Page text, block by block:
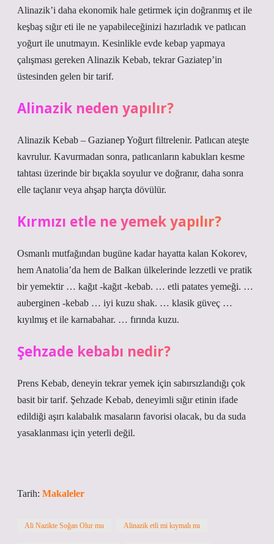
Alinazik’i daha ekonomik hale getirmek için doğranmış et ile
keşbaş sığır eti ile ne yapabileceğinizi hazırladık ve patlıcan
yoğurt ile unutmayın. Kesinlikle evde kebap yapmaya
çalışması gereken Alinazik Kebab, tekrar Gaziatep’in
üstesinden gelen bir tarif.
Alinazik neden yapılır?
Alinazik Kebab – Gazianep Yoğurt filtrelenir. Patlıcan ateşte
kavrulur. Kavurmadan sonra, patlıcanların kabukları kesme
tahtası üzerinde bir bıçakla soyulur ve doğranır, daha sonra
elle taçlanır veya ahşap harçta dövülür.
Kırmızı etle ne yemek yapılır?
Osmanlı mutfağından bugüne kadar hayatta kalan Kokorev,
hem Anatolia’da hem de Balkan ülkelerinde lezzetli ve pratik
bir yemektir … kağıt -kağıt -kebab. … etli patates yemeği. …
auberginen -kebab … iyi kuzu shak. … klasik güveç …
kıyılmış et ile karnabahar. … fırında kuzu.
Şehzade kebabı nedir?
Prens Kebab, deneyin tekrar yemek için sabırsızlandığı çok
basit bir tarif. Şehzade Kebab, deneyimli sığır etinin ifade
edildiği aşırı kalabalık masaların favorisi olacak, bu da suda
yasaklanması için yeterli değil.
Tarih: Makaleler
Ali Nazikte Soğan Olur mu Alinazik etli mi kıymalı mı